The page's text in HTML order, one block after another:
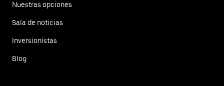
Nuestras opciones
Sala de noticias
Inversionistas
Blog